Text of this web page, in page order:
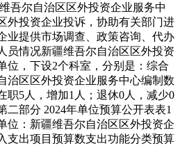
吾尔自治区区外投资企业服务中
外投资企业投诉，协助有关部门进
业提供市场调查、政策咨询、代办
员情况新疆维吾尔自治区区外投资
位，下设2个科室，分别是：综合
治区区外投资企业服务中心编制数
职5人，增加1人；退休0人，减少0
二部分 2024年单位预算公开表表1
位：新疆维吾尔自治区区外投资企
支出项目 预算数支出功能分类预算